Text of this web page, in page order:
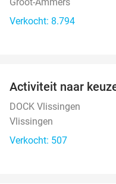
Verkocht: 8.794
Activiteit naar
DOCK Vlissingen
Vlissingen
Verkocht: 507